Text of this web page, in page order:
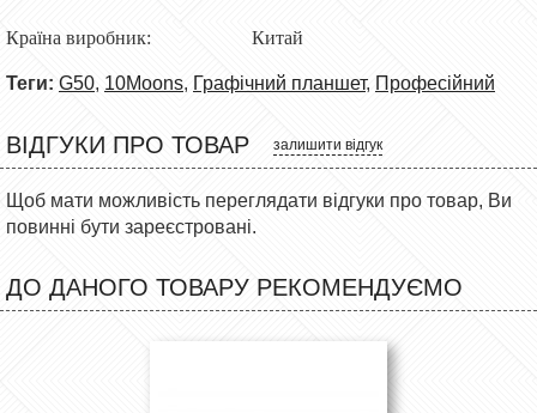
Країна виробник: Китай
Теги: G50, 10Moons, Графічний планшет, Професійний
ВІДГУКИ ПРО ТОВАР залишити відгук
Щоб мати можливість переглядати відгуки про товар, Ви
повинні бути зареєстровані.
ДО ДАНОГО ТОВАРУ РЕКОМЕНДУЄМО